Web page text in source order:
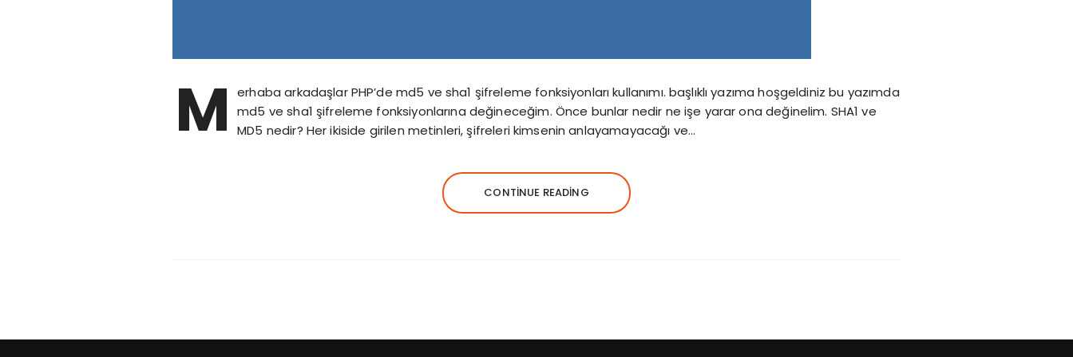
M
erhaba arkadaşlar PHP’de md5 ve sha1 şifreleme fonksiyonları kullanımı. başlıklı yazıma hoşgeldiniz bu yazımda
md5 ve sha1 şifreleme fonksiyonlarına değineceğim. Önce bunlar nedir ne işe yarar ona değinelim. SHA1 ve
MD5 nedir? Her ikiside girilen metinleri, şifreleri kimsenin anlayamayacağı ve…
CONTINUE READING